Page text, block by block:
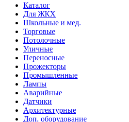
Каталог
Для ЖКХ
Школьные и мед.
Торговые
Потолочные
Уличные
Переносные
Прожекторы
Промышленные
Лампы
Аварийные
Датчики
Архитектурные
Доп. оборудование